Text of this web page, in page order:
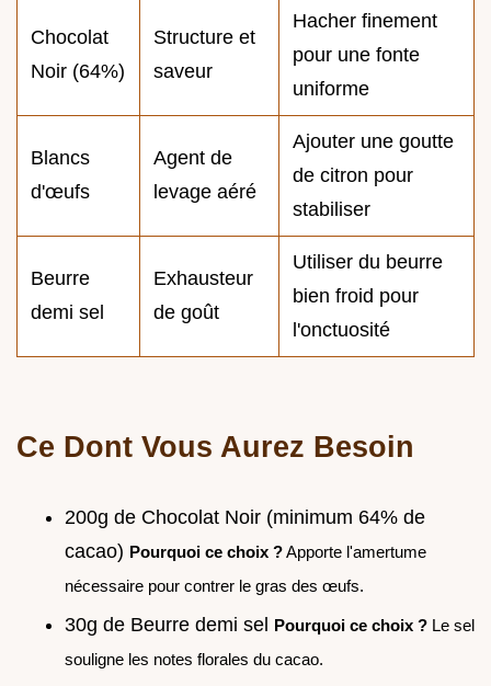
Chocolat
Noir (64%)
Structure et
saveur
Hacher finement
pour une fonte
uniforme
Blancs
d'œufs
Agent de
levage aéré
Ajouter une goutte
de citron pour
stabiliser
Beurre
demi sel
Exhausteur
de goût
Utiliser du beurre
bien froid pour
l'onctuosité
Ce Dont Vous Aurez Besoin
200g de Chocolat Noir (minimum 64% de
cacao) Pourquoi ce choix ?Apporte l'amertume
nécessaire pour contrer le gras des œufs.
30g de Beurre demi sel Pourquoi ce choix ? Le sel
souligne les notes florales du cacao.